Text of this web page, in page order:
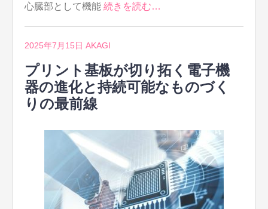
心臓部として機能 続きを読む…
2025年7月15日 AKAGI
プリント基板が切り拓く電子機
器の進化と持続可能なものづく
りの最前線